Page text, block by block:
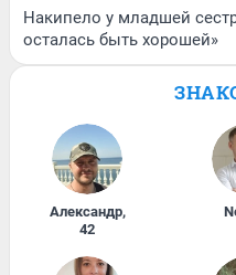
Накипело у младшей
осталась быть хорошей»
Александр,
42